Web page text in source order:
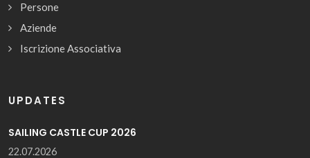
Persone
Aziende
Iscrizione Associativa
UPDATES
SAILING CASTLE CUP 2026
22.07.2026